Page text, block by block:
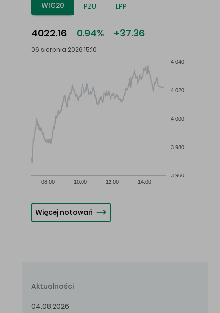
WIG20 PZU LPP
4022.16 0.94% +37.36
06 sierpnia 2026 15:10
08:00 10:00 12:00 14:00
3 960
3 980
4 000
4 020
4 040
Więcej notowań
Aktualności
04.08.2026